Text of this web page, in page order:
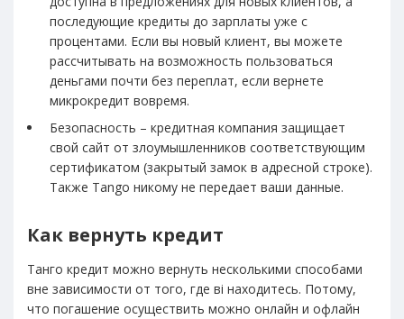
последующие кредиты до зарплаты уже с
процентами. Если вы новый клиент, вы можете
рассчитывать на возможность пользоваться
деньгами почти без переплат, если вернете
микрокредит вовремя.
Безопасность – кредитная компания защищает
свой сайт от злоумышленников соответствующим
сертификатом (закрытый замок в адресной строке).
Также Tango никому не передает ваши данные.
Как вернуть кредит
Танго кредит можно вернуть несколькими способами
вне зависимости от того, где ві находитесь. Потому,
что погашение осуществить можно онлайн и офлайн